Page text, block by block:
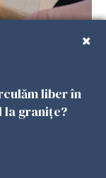
din
venituri,
liber în
la granițe?